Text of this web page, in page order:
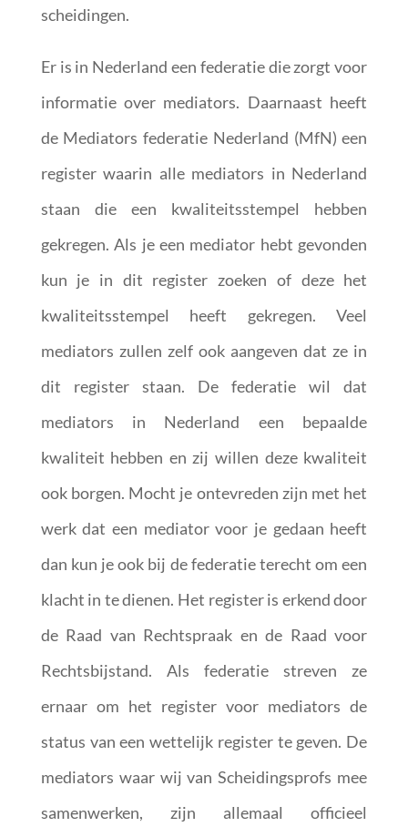
scheidingen.
Er is in Nederland een federatie die zorgt voor
informatie over mediators. Daarnaast heeft
de Mediators federatie Nederland (MfN) een
register waarin alle mediators in Nederland
staan die een kwaliteitsstempel hebben
gekregen. Als je een mediator hebt gevonden
kun je in dit register zoeken of deze het
kwaliteitsstempel heeft gekregen. Veel
mediators zullen zelf ook aangeven dat ze in
dit register staan. De federatie wil dat
mediators in Nederland een bepaalde
kwaliteit hebben en zij willen deze kwaliteit
ook borgen. Mocht je ontevreden zijn met het
werk dat een mediator voor je gedaan heeft
dan kun je ook bij de federatie terecht om een
klacht in te dienen. Het register is erkend door
de Raad van Rechtspraak en de Raad voor
Rechtsbijstand. Als federatie streven ze
ernaar om het register voor mediators de
status van een wettelijk register te geven. De
mediators waar wij van Scheidingsprofs mee
samenwerken, zijn allemaal officieel